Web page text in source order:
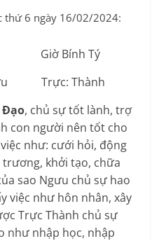
thứ 6 ngày 16/02/2024:
Bính Tý
Trực: Thành
Đạo, chủ sự tốt lành, trợ
con người nên tốt cho
như: cưới hỏi, động
khởi tạo, chữa
sao Ngưu chủ sự hao
việc như hôn nhân, xây
Trực Thành chủ sự
như nhập học, nhập